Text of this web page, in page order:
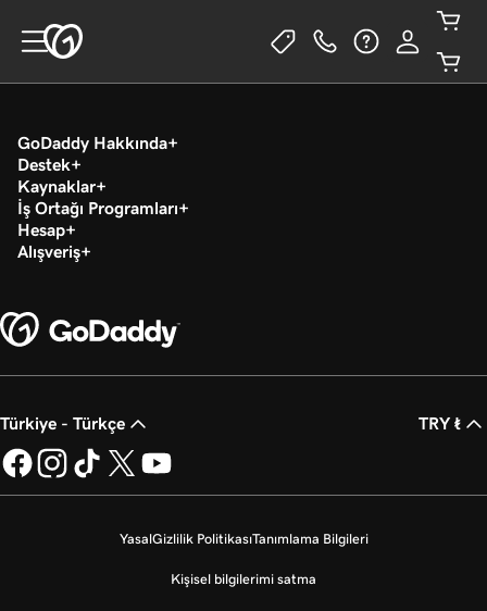
GoDaddy Hakkında
Destek
Kaynaklar
İş Ortağı Programları
Hesap
Alışveriş
Türkiye - Türkçe TRY ₺
YasalGizlilik PolitikasıTanımlama Bilgileri
Kişisel bilgilerimi satma